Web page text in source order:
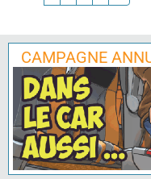
CAMPAGNE